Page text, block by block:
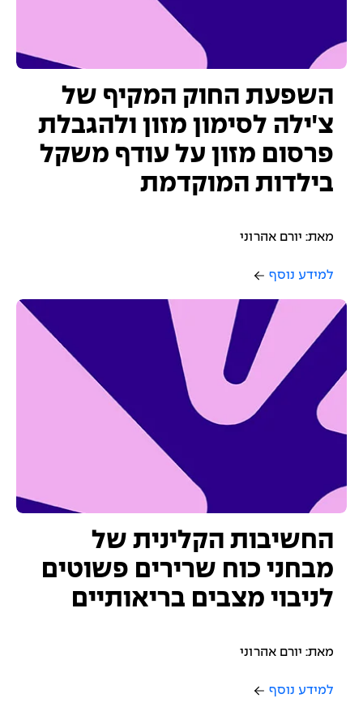
השפעת החוק המקיף של
צ'ילה לסימון מזון ולהגבלת
פרסום מזון על עודף משקל
בילדות המוקדמת
מאת: יורם אהרוני
למידע נוסף
החשיבות הקלינית של
מבחני כוח שרירים פשוטים
לניבוי מצבים בריאותיים
מאת: יורם אהרוני
למידע נוסף